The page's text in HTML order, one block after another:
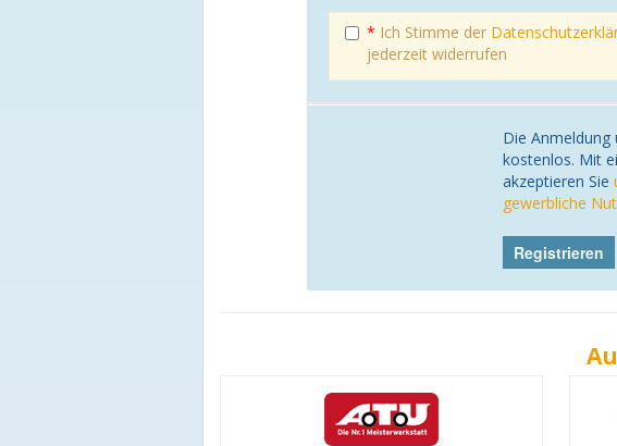
* Ich Stimme der
jederzeit widerrufen
Die
kostenlos. Mit
akzeptieren Sie
gewerbliche